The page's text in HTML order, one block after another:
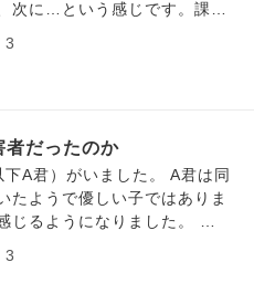
2丁目まつり練習やってない
看護やつついんしている精神
トーカーとらっく頻繁スレち
行方法など嫌がらせしてきま
っています。おやはわざと否
ながっているので不正共有し
しんやでもつれってくれたの
次に…という感じです。課に
いじめの標的になりました。
なりました。子育てをする
動させれるかもと考えてく
今も苦しみながら働くいじ
ようになるようにと心から願
って動かないと！と思い、い
、話をしました。現状を話し
3
者だったのか
A君）がいました。 A君は同
たようで優しい子ではありま
るようになりました。 誰
い力で無言で抱きつかれたり
と心配したような様子で言
3